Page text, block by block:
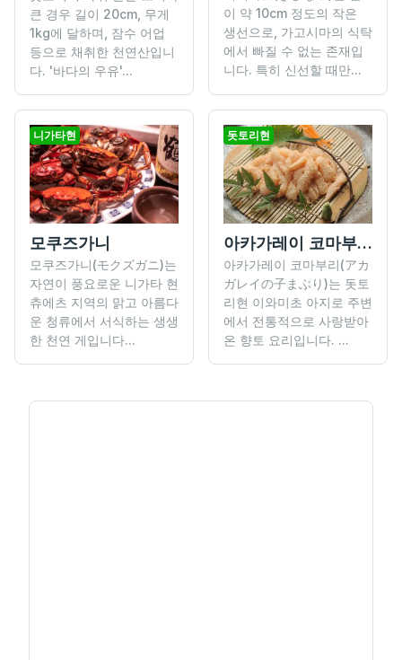
큰 경우 길이 20cm, 무게
1kg에 달하며, 잠수 어업
등으로 채취한 천연산입니
다. '바다의 우유'...
이 약 10cm 정도의 작은
생선으로, 가고시마의 식탁
에서 빠질 수 없는 존재입
니다. 특히 신선할 때만...
니가타현
모쿠즈가니
모쿠즈가니(モクズガニ)는
자연이 풍요로운 니가타 현
츄에츠 지역의 맑고 아름다
운 청류에서 서식하는 생생
한 천연 게입니다...
돗토리현
아카가레이 코마부리
아카가레이 코마부리(アカ
ガレイの子まぶり)는 돗토
리현 이와미초 아지로 주변
에서 전통적으로 사랑받아
온 향토 요리입니다. ...